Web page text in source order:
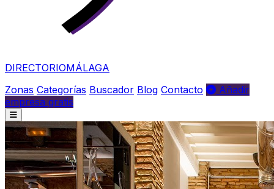
DIRECTORIOMÁLAGA
Zonas Categorías Buscador Blog Contacto
Añadir
empresa gratis